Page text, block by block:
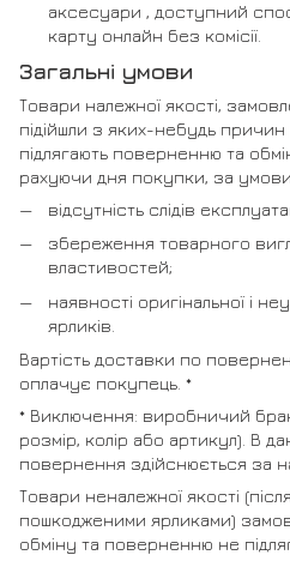
аксесуари , доступний
карту онлайн без комісії.
Загальні умови
Товари належної якості,
підійшли з яких-небудь причин
підлягають поверненню та
рахуючи дня покупки, за
відсутність слідів
збереження товарного
властивостей;
наявності оригінальної і
ярликів.
Вартість доставки по
оплачує покупець. *
* Виключення: виробничий
розмір, колір або артикул). В
повернення здійснюється за
Товари неналежної якості
пошкодженими ярликами)
обміну та поверненню не